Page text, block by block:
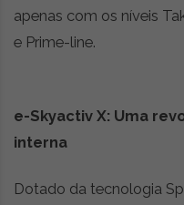
apenas com os níveis
e Prime-line.
e-Skyactiv X: Uma
interna
Dotado da tecnologia